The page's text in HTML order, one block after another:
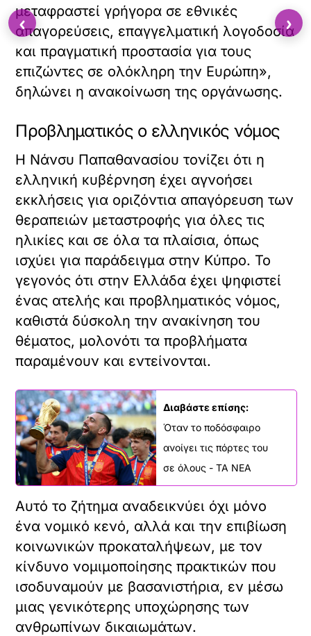
μεταφραστεί γρήγορα σε εθνικές
απαγορεύσεις, επαγγελματική λογοδοσία
και πραγματική προστασία για τους
επιζώντες σε ολόκληρη την Ευρώπη»,
δηλώνει η ανακοίνωση της οργάνωσης.
Προβληματικός ο ελληνικός νόμος
Η Νάνσυ Παπαθανασίου τονίζει ότι η
ελληνική κυβέρνηση έχει αγνοήσει
εκκλήσεις για οριζόντια απαγόρευση των
θεραπειών μεταστροφής για όλες τις
ηλικίες και σε όλα τα πλαίσια, όπως
ισχύει για παράδειγμα στην Κύπρο. Το
γεγονός ότι στην Ελλάδα έχει ψηφιστεί
ένας ατελής και προβληματικός νόμος,
καθιστά δύσκολη την ανακίνηση του
θέματος, μολονότι τα προβλήματα
παραμένουν και εντείνονται.
Διαβάστε επίσης:
Όταν το ποδόσφαιρο
ανοίγει τις πόρτες του
σε όλους - ΤΑ ΝΕΑ
Αυτό το ζήτημα αναδεικνύει όχι μόνο
ένα νομικό κενό, αλλά και την επιβίωση
κοινωνικών προκαταλήψεων, με τον
κίνδυνο νομιμοποίησης πρακτικών που
ισοδυναμούν με βασανιστήρια, εν μέσω
μιας γενικότερης υποχώρησης των
ανθρωπίνων δικαιωμάτων.
‹ ›